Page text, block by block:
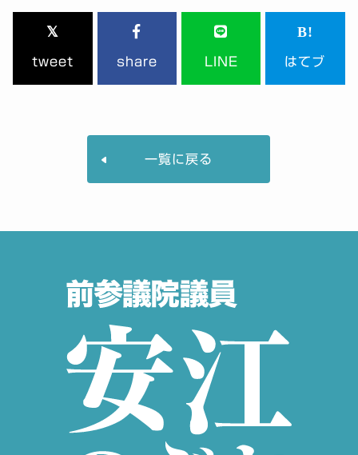
tweet share LINE はてブ
一覧に戻る